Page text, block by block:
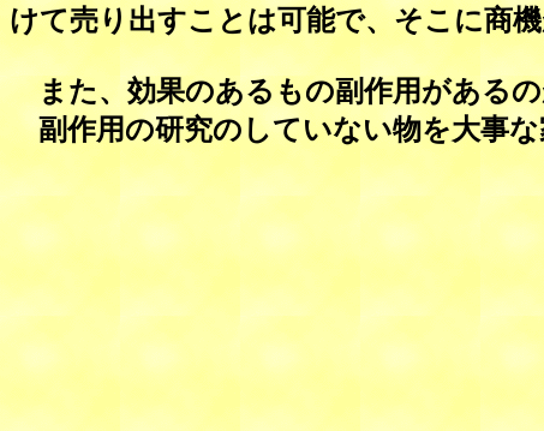
けて売り出すことは可能で、そこに商機
また、効果のあるもの副作用があるの
副作用の研究のしていない物を大事な